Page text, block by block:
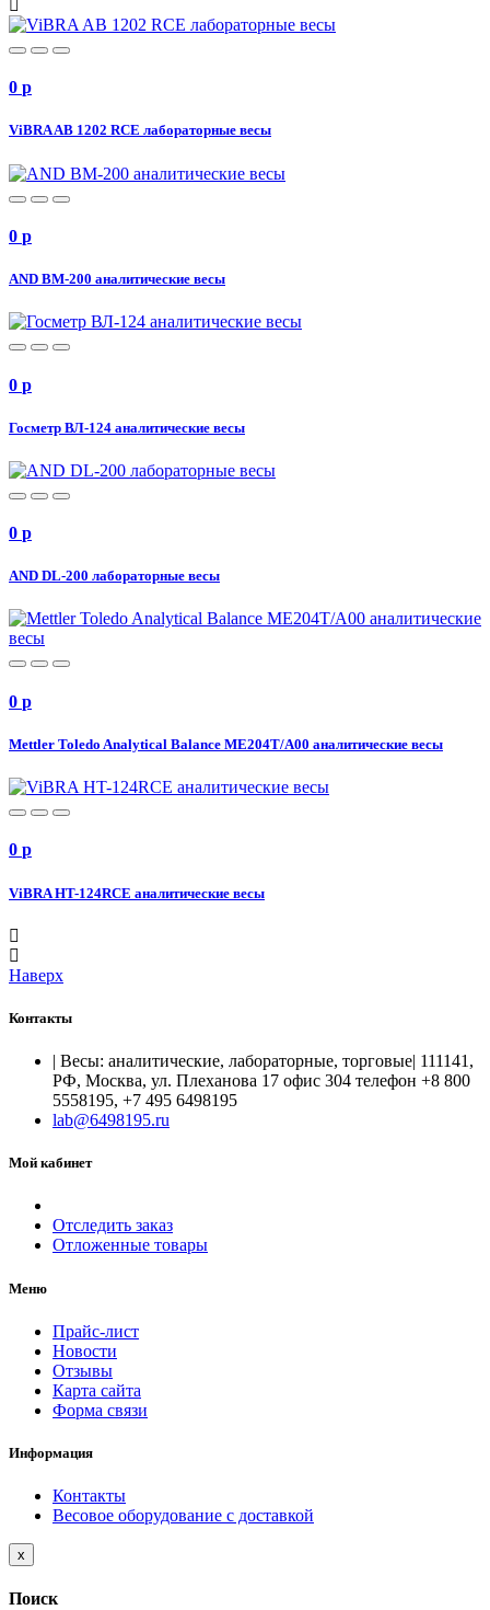
0 p
ViBRA AB 1202 RCE лабораторные весы
0 p
AND BM-200 аналитические весы
0 p
Госметр ВЛ-124 аналитические весы
0 p
AND DL-200 лабораторные весы
0 p
Mettler Toledo Analytical Balance ME204T/A00 аналитические весы
0 p
ViBRA HT-124RCE аналитические весы
Наверх
Контакты
| Весы: аналитические, лабораторные, торговые| 111141,
РФ, Москва, ул. Плеханова 17 офис 304 телефон +8 800
5558195, +7 495 6498195
lab@6498195.ru
Мой кабинет
Отследить заказ
Отложенные товары
Меню
Прайс-лист
Новости
Отзывы
Карта сайта
Форма связи
Информация
Контакты
Весовое оборудование с доставкой
x
Поиск